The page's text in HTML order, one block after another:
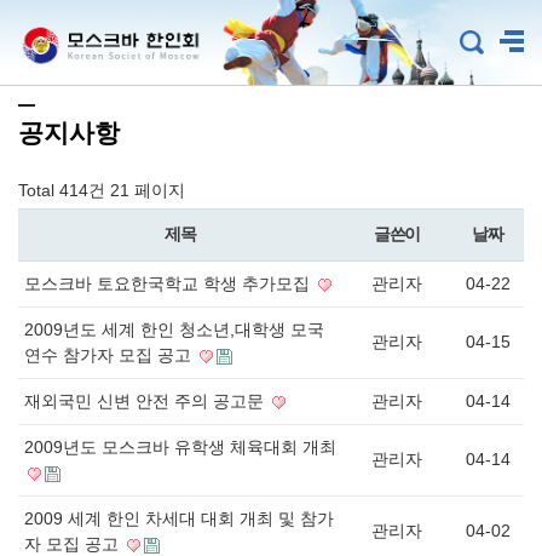
공지사항
Total 414건 21 페이지
제목 글쓴이 날짜
모스크바 토요한국학교 학생 추가모집 관리자 04-22
2009년도 세계 한인 청소년,대학생 모국
연수 참가자 모집 공고
관리자 04-15
재외국민 신변 안전 주의 공고문 관리자 04-14
2009년도 모스크바 유학생 체육대회 개최
관리자 04-14
2009 세계 한인 차세대 대회 개최 및 참가
자 모집 공고
관리자 04-02